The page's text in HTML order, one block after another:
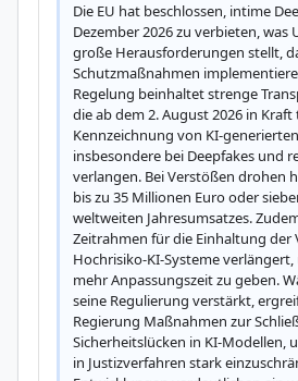
Die EU hat beschlossen, intime
Dezember 2026 zu verbieten,
große Herausforderungen stellt,
Schutzmaßnahmen
Regelung beinhaltet strenge
die ab dem 2. August 2026 in
Kennzeichnung von KI-
insbesondere bei Deepfakes und
verlangen. Bei Verstößen drohen
bis zu 35 Millionen Euro oder
weltweiten Jahresumsatzes.
Zeitrahmen für die Einhaltung der
Hochrisiko-KI-Systeme
mehr Anpassungszeit zu geben.
seine Regulierung verstärkt,
Regierung Maßnahmen zur
Sicherheitslücken in KI-Modellen,
in Justizverfahren stark